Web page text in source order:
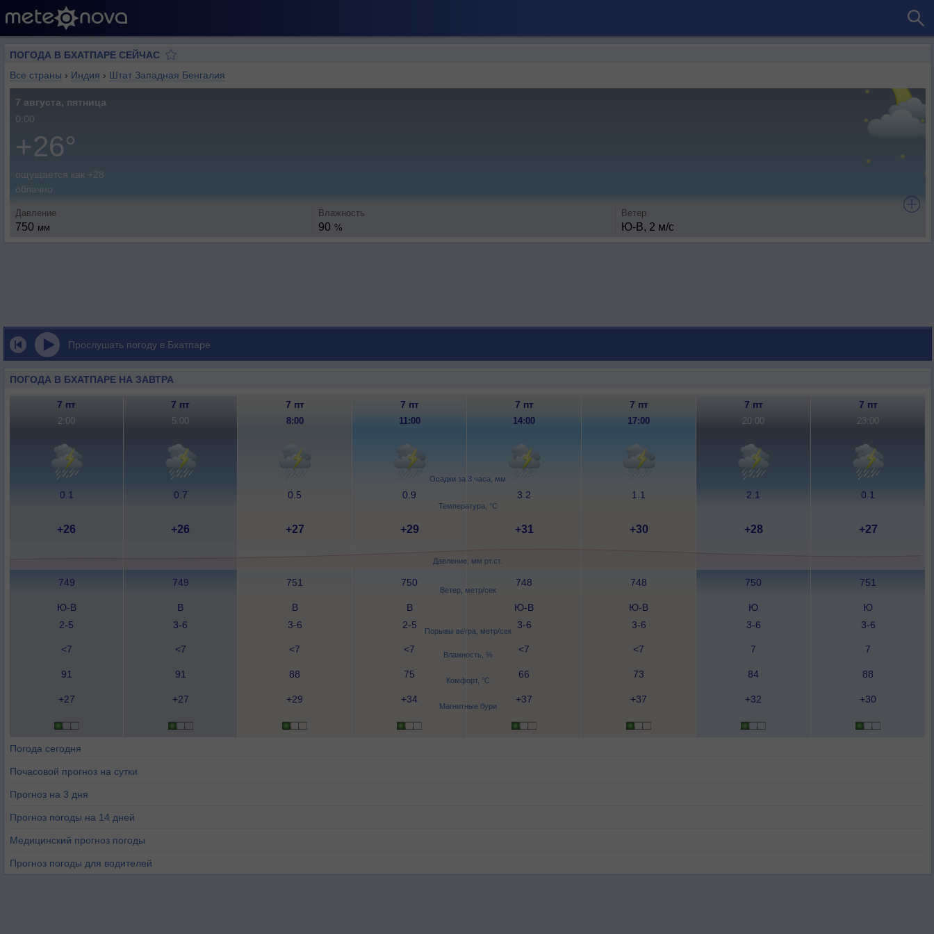
ПОГОДА В БХАТПАРЕ СЕЙЧАС
Все страны › Индия › Штат Западная Бенгалия
7 августа, пятница
0:00
+26°
ощущается как +28
облачно
Давление
750 мм
Влажность
90 %
Ветер
Ю-В, 2 м/с
Прослушать погоду в Бхатпаре
ПОГОДА В БХАТПАРЕ НА ЗАВТРА
Осадки за 3 часа, мм
Температура, °C
Давление, мм рт.ст.
Ветер, метр/сек
Порывы ветра, метр/сек
Влажность, %
Комфорт, °C
Магнитные бури
7 пт 7 пт 7 пт 7 пт 7 пт 7 пт 7 пт 7 пт
2:00 5:00 8:00 11:00 14:00 17:00 20:00 23:00
0.1 0.7 0.5 0.9 3.2 1.1 2.1 0.1
+26 +26 +27 +29 +31 +30 +28 +27
749 749 751 750 748 748 750 751
Ю-В
2-5
В
3-6
В
3-6
В
2-5
Ю-В
3-6
Ю-В
3-6
Ю
3-6
Ю
3-6
<7 <7 <7 <7 <7 <7 7 7
91 91 88 75 66 73 84 88
+27 +27 +29 +34 +37 +37 +32 +30
Погода сегодня
Почасовой прогноз на сутки
Прогноз на 3 дня
Прогноз погоды на 14 дней
Медицинский прогноз погоды
Прогноз погоды для водителей